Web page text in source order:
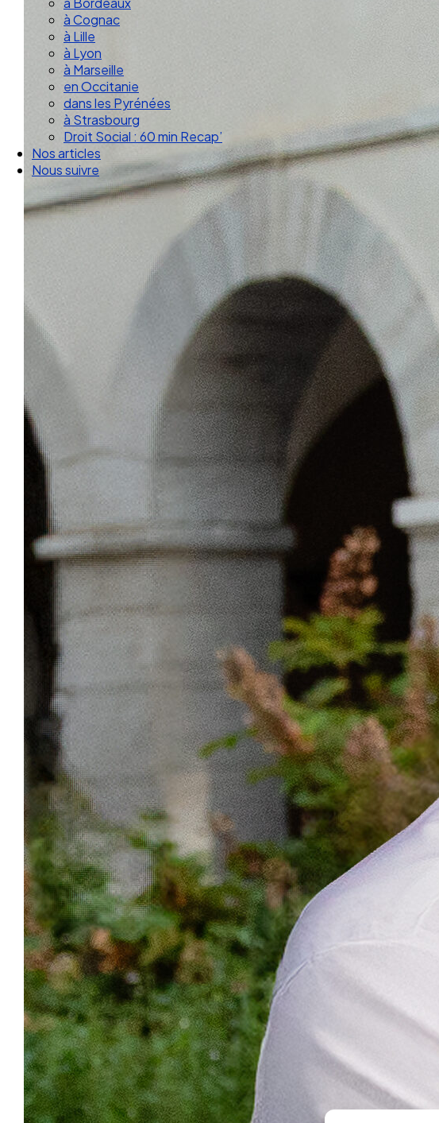
à Bordeaux
à Cognac
à Lille
à Lyon
à Marseille
en Occitanie
dans les Pyrénées
à Strasbourg
Droit Social : 60 min Recap’
Nos articles
Nous suivre